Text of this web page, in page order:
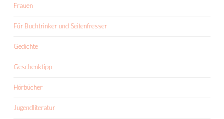
Frauen
Für Buchtrinker und Seitenfresser
Gedichte
Geschenktipp
Hörbücher
Jugendliteratur